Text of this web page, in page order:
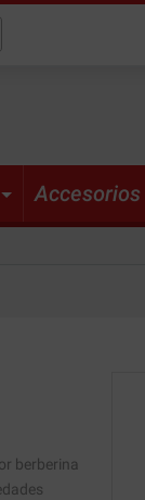
Accesorios
berberina